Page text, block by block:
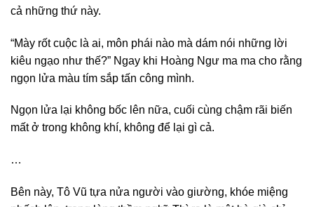
cả những thứ này.
“Mày rốt cuộc là ai, môn phái nào mà dám nói những lời
kiêu ngạo như thế?” Ngay khi Hoàng Ngư ma ma cho rằng
ngọn lửa màu tím sắp tấn công mình.
Ngọn lửa lại không bốc lên nữa, cuối cùng chậm rãi biến
mất ở trong không khí, không để lại gì cả.
…
Bên này, Tô Vũ tựa nửa người vào giường, khóe miệng